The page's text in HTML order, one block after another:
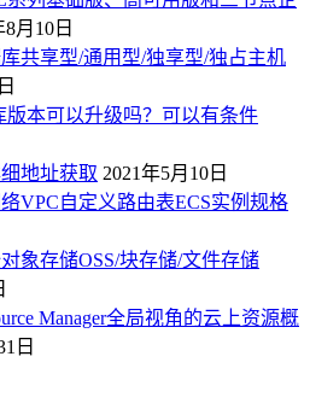
8月10日
共享型/通用型/独享型/独占主机
版本可以升级吗？可以有条件
地址获取 2021年5月10日
VPC自定义路由表ECS实例规格
象存储OSS/块存储/文件存储
Manager全局视角的云上资源概
日